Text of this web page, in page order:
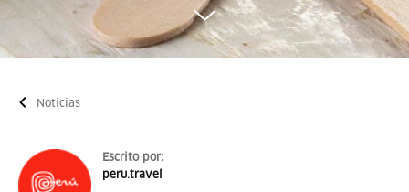
Noticias
Escrito por:
peru.travel